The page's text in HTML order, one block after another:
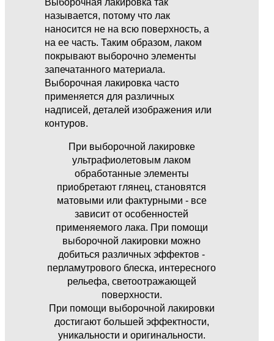
Выборочная лакировка так
называется, потому что лак
наносится не на всю поверхность, а
на ее часть. Таким образом, лаком
покрывают выборочно элементы
запечатанного материала.
Выборочная лакировка часто
применяется для различных
надписей, деталей изображения или
контуров.
При выборочной лакировке
ультрафиолетовым лаком
обработанные элементы
приобретают глянец, становятся
матовыми или фактурными - все
зависит от особенностей
применяемого лака. При помощи
выборочной лакировки можно
добиться различных эффектов -
перламутрового блеска, интересного
рельефа, светоотражающей
поверхности.
При помощи выборочной лакировки
достигают большей эффектности,
уникальности и оригинальности.